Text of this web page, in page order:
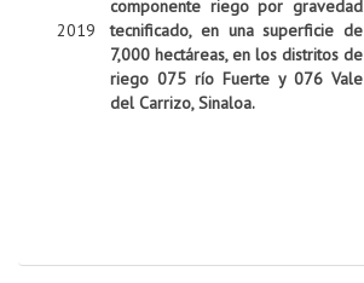
2019
componente riego por gravedad
tecnificado, en una superficie de
7,000 hectáreas, en los distritos de
riego 075 río Fuerte y 076 Vale
del Carrizo, Sinaloa.